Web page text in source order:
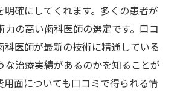
明確にしてくれます。多くの患者が
力の高い歯科医師の選定です。口コ
科医師が最新の技術に精通している
な治療実績があるのかを知ることが
用面についても口コミで得られる情